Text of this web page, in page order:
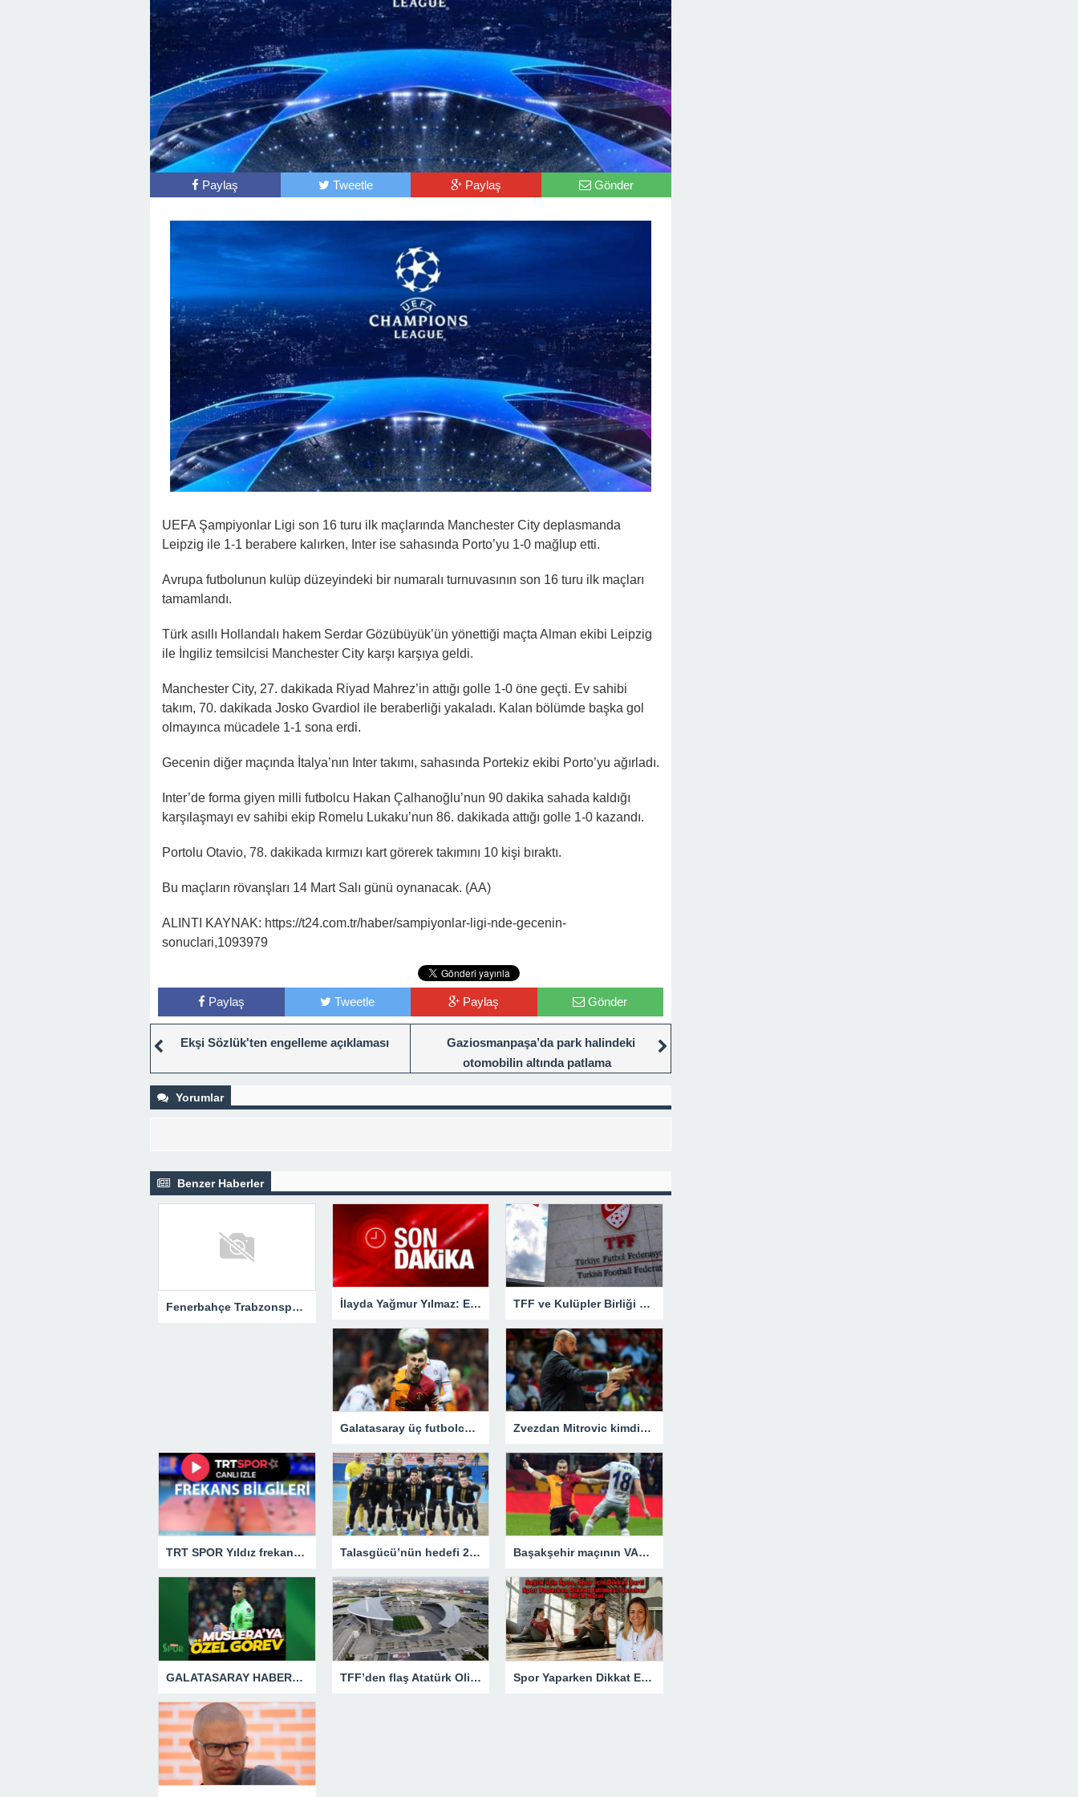
Paylaş Tweetle Paylaş Gönder
UEFA Şampiyonlar Ligi son 16 turu ilk maçlarında Manchester City deplasmanda
Leipzig ile 1-1 berabere kalırken, Inter ise sahasında Porto’yu 1-0 mağlup etti.
Avrupa futbolunun kulüp düzeyindeki bir numaralı turnuvasının son 16 turu ilk maçları
tamamlandı.
Türk asıllı Hollandalı hakem Serdar Gözübüyük’ün yönettiği maçta Alman ekibi Leipzig
ile İngiliz temsilcisi Manchester City karşı karşıya geldi.
Manchester City, 27. dakikada Riyad Mahrez’in attığı golle 1-0 öne geçti. Ev sahibi
takım, 70. dakikada Josko Gvardiol ile beraberliği yakaladı. Kalan bölümde başka gol
olmayınca mücadele 1-1 sona erdi.
Gecenin diğer maçında İtalya’nın Inter takımı, sahasında Portekiz ekibi Porto’yu ağırladı.
Inter’de forma giyen milli futbolcu Hakan Çalhanoğlu’nun 90 dakika sahada kaldığı
karşılaşmayı ev sahibi ekip Romelu Lukaku’nun 86. dakikada attığı golle 1-0 kazandı.
Portolu Otavio, 78. dakikada kırmızı kart görerek takımını 10 kişi bıraktı.
Bu maçların rövanşları 14 Mart Salı günü oynanacak. (AA)
ALINTI KAYNAK: https://t24.com.tr/haber/sampiyonlar-ligi-nde-gecenin-
sonuclari,1093979
Paylaş Tweetle Paylaş Gönder
Ekşi Sözlük'ten engelleme açıklaması
Gaziosmanpaşa’da park halindeki
otomobilin altında patlama
Yorumlar
Benzer Haberler
Fenerbahçe Trabzonspor maçının hakemi Abdülkadir Bitigen oldu!Spor Toto Süper Lig İlayda Yağmur Yılmaz: En büyük başarım genç kızlara umut olmak TFF ve Kulüpler Birliği Vakfı yabancı kuralı için hemfikir oldu! Kritik toplantıdan önemli kararlar çıktı
Galatasaray üç futbolcunun satışından 60 milyon euro bekliyor Zvezdan Mitrovic kimdir? – Son Dakika Spor Haberleri
TRT SPOR Yıldız frekans bilgileri TRT Yıldız nasıl izlenir, kaçıncı kanalda? Talasgücü’nün hedefi 24 puanı almak Başakşehir maçının VAR hakemi belli oldu
GALATASARAY HABERLERİ: Okan Buruk’tan Muslera’ya özel görev TFF’den flaş Atatürk Olimpiyat Stadı kararı Spor Yaparken Dikkat Edilmesi Gereken 8 Altın Kural – Spor